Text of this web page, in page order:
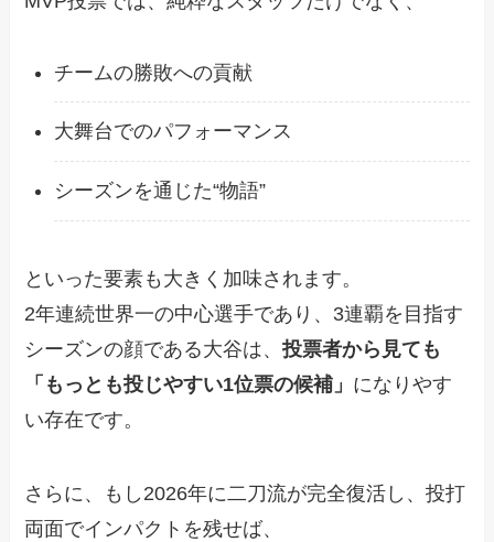
チームの勝敗への貢献
大舞台でのパフォーマンス
シーズンを通じた“物語”
といった要素も大きく加味されます。
2年連続世界一の中心選手であり、3連覇を目指す
シーズンの顔である大谷は、投票者から見ても
「もっとも投じやすい1位票の候補」 になりやす
い存在です。
さらに、もし2026年に二刀流が完全復活し、投打
両面でインパクトを残せば、